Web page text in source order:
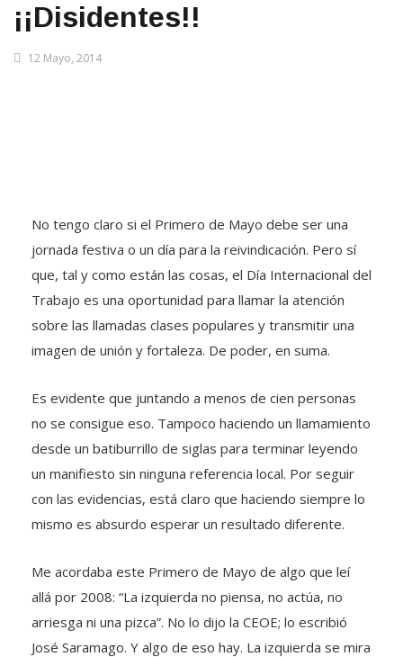
¡¡Disidentes!!
12 Mayo, 2014
No tengo claro si el Primero de Mayo debe ser una
jornada festiva o un día para la reivindicación. Pero sí
que, tal y como están las cosas, el Día Internacional del
Trabajo es una oportunidad para llamar la atención
sobre las llamadas clases populares y transmitir una
imagen de unión y fortaleza. De poder, en suma.
Es evidente que juntando a menos de cien personas
no se consigue eso. Tampoco haciendo un llamamiento
desde un batiburrillo de siglas para terminar leyendo
un manifiesto sin ninguna referencia local. Por seguir
con las evidencias, está claro que haciendo siempre lo
mismo es absurdo esperar un resultado diferente.
Me acordaba este Primero de Mayo de algo que leí
allá por 2008: “La izquierda no piensa, no actúa, no
arriesga ni una pizca”. No lo dijo la CEOE; lo escribió
José Saramago. Y algo de eso hay. La izquierda se mira